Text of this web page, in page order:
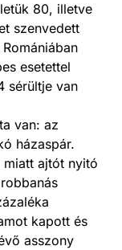
80, illetve
szenvedett
esetettel
sérültje van
van: az
házaspár.
ajtót nyitó
kapott és
asszony